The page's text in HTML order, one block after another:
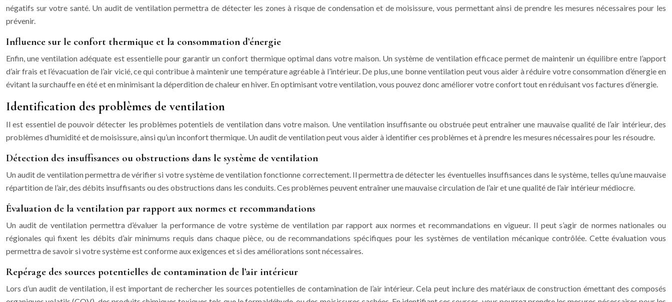
négatifs sur votre santé. Un audit de ventilation permettra de détecter les zones à risque de condensation et de moisissure, vous permettant ainsi de prendre les mesures nécessaires pour les
prévenir.
Influence sur le confort thermique et la consommation d’énergie
Enfin, une ventilation adéquate est essentielle pour garantir un confort thermique optimal dans votre maison. Un système de ventilation efficace permet de maintenir un équilibre entre l’apport
d’air frais et l’évacuation de l’air vicié, ce qui contribue à maintenir une température agréable à l’intérieur. De plus, une bonne ventilation peut vous aider à réduire votre consommation d’énergie en
évitant la surchauffe en été et en minimisant la déperdition de chaleur en hiver. En optimisant votre ventilation, vous pouvez donc améliorer votre confort tout en réduisant vos factures d’énergie.
Identification des problèmes de ventilation
Il est essentiel de pouvoir détecter les problèmes potentiels de ventilation dans votre maison. Une ventilation insuffisante ou obstruée peut entraîner une mauvaise qualité de l’air intérieur, des
problèmes d’humidité et de moisissure, ainsi qu’un inconfort thermique. Un audit de ventilation peut vous aider à identifier ces problèmes et à prendre les mesures nécessaires pour les résoudre.
Détection des insuffisances ou obstructions dans le système de ventilation
Un audit de ventilation permettra de vérifier si votre système de ventilation fonctionne correctement. Il permettra de détecter les éventuelles insuffisances dans le système, telles qu’une mauvaise
répartition de l’air, des débits insuffisants ou des obstructions dans les conduits. Ces problèmes peuvent entraîner une mauvaise circulation de l’air et une qualité de l’air intérieur médiocre.
Évaluation de la ventilation par rapport aux normes et recommandations
Un audit de ventilation permettra d’évaluer la performance de votre système de ventilation par rapport aux normes et recommandations en vigueur. Il peut s’agir de normes nationales ou
régionales qui fixent les débits d’air minimums requis dans chaque pièce, ou de recommandations spécifiques pour les systèmes de ventilation mécanique contrôlée. Cette évaluation vous
permettra de savoir si votre système est conforme aux exigences et si des améliorations sont nécessaires.
Repérage des sources potentielles de contamination de l’air intérieur
Lors d’un audit de ventilation, il est important de rechercher les sources potentielles de contamination de l’air intérieur. Cela peut inclure des matériaux de construction émettant des composés